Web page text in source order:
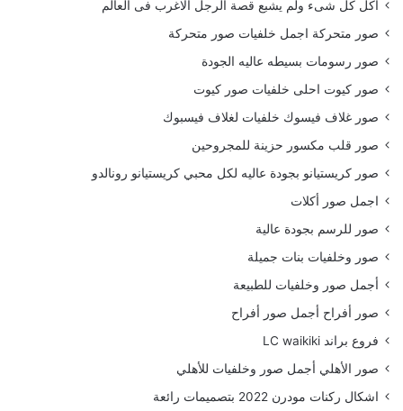
أكل كل شىء ولم يشبع قصة الرجل الاغرب فى العالم
صور متحركة اجمل خلفيات صور متحركة
صور رسومات بسيطه عاليه الجودة
صور كيوت احلى خلفيات صور كيوت
صور غلاف فيسوك خلفيات لغلاف فيسبوك
صور قلب مكسور حزينة للمجروحين
صور كريستيانو بجودة عاليه لكل محبي كريستيانو رونالدو
اجمل صور أكلات
صور للرسم بجودة عالية
صور وخلفيات بنات جميلة
أجمل صور وخلفيات للطبيعة
صور أفراح أجمل صور أفراح
فروع براند LC waikiki
صور الأهلي أجمل صور وخلفيات للأهلي
اشكال ركنات مودرن 2022 بتصميمات رائعة